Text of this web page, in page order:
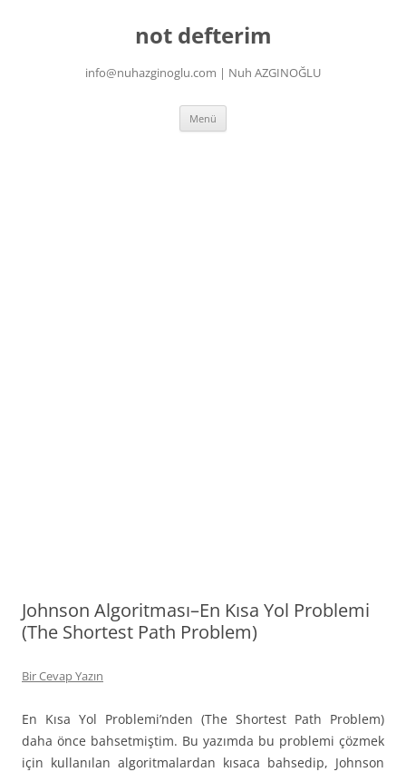
not defterim
info@nuhazginoglu.com | Nuh AZGINOĞLU
Menü
Johnson Algoritması–En Kısa Yol Problemi
(The Shortest Path Problem)
Bir Cevap Yazın
En Kısa Yol Problemi’nden (The Shortest Path Problem)
daha önce bahsetmiştim. Bu yazımda bu problemi çözmek
için kullanılan algoritmalardan kısaca bahsedip, Johnson